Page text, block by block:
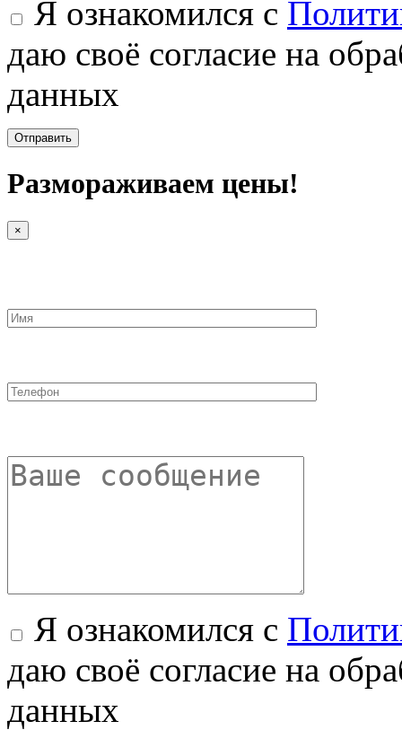
Я ознакомился с
даю своё согласие на
данных
Размораживаем цены!
×
Я ознакомился с
даю своё согласие на
данных